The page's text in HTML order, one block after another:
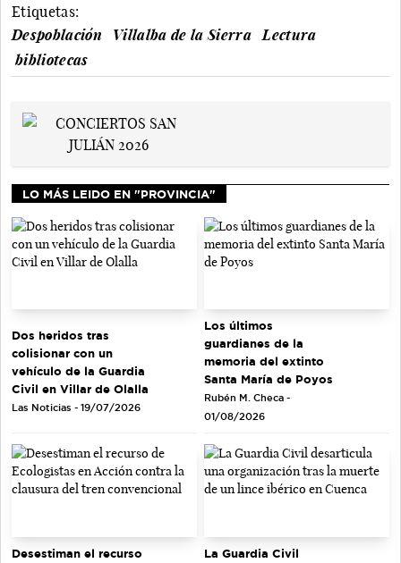
Etiquetas:
Despoblación
Villalba de la Sierra
Lectura
bibliotecas
LO MÁS LEIDO EN "PROVINCIA"
Dos heridos tras
colisionar con un
vehículo de la Guardia
Civil en Villar de Olalla
Las Noticias - 19/07/2026
Los últimos
guardianes de la
memoria del extinto
Santa María de Poyos
Rubén M. Checa -
01/08/2026
Desestiman el recurso
La Guardia Civil